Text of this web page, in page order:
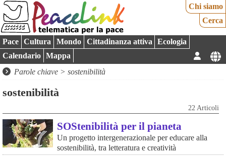
Chi siamo
Cerca
Pace Cultura Mondo Cittadinanza attiva
Ecologia
Calendario
Mappa
Parole chiave > sostenibilità
sostenibilità
22 Articoli
SOStenibilità per il pianeta
Un progetto intergenerazionale per educare alla
sostenibilità, tra letteratura e creatività